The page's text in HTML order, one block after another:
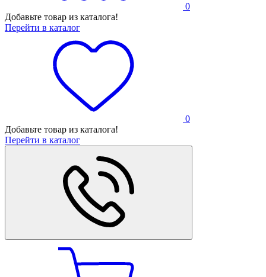
0
Добавьте товар из каталога!
Перейти в каталог
0
Добавьте товар из каталога!
Перейти в каталог